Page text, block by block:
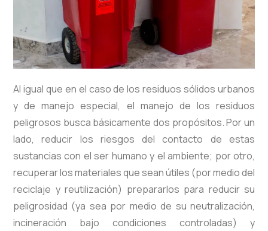
Al igual que en el caso de los residuos sólidos urbanos
y de manejo especial, el manejo de los residuos
peligrosos busca básicamente dos propósitos. Por un
lado, reducir los riesgos del contacto de estas
sustancias con el ser humano y el ambiente; por otro,
recuperar los materiales que sean útiles (por medio del
reciclaje y reutilización) prepararlos para reducir su
peligrosidad (ya sea por medio de su neutralización,
incineración bajo condiciones controladas) y